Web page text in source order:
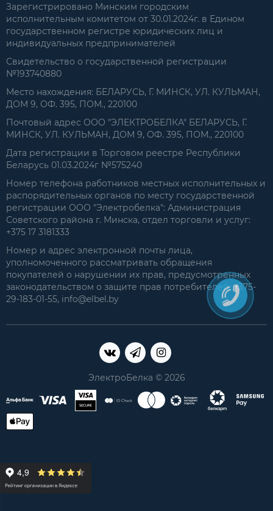
Зарегистрировано Минским городским
исполнительным комитетом от 30.01.2024г. в Едином
государственном регистре юридических лиц и
индивидуальных предпринимателей
Свидетельство о государственной регистрации
№193740880
Место нахождения: БЕЛАРУСЬ, Г. МИНСК, УЛ. КУЛЬМАН,
ДОМ 9, ОФ. 395, ПОМ., 220100
Почтовый адрес ООО "ЭЛЕКТРОБЕЛКА" БЕЛАРУСЬ, Г.
МИНСК, УЛ. КУЛЬМАН, ДОМ 9, ОФ. 395, ПОМ., 220100
Дата регистрации в Торговом реестре Республики
Беларусь 01.03.2024г №575240
Номер телефона работников местных исполнительных и
распорядительных органов по месту государственной
регистрации ООО "Электробелка": Администрация
Советского района г. Минска, отдел торговли и услуг:
+375 17 3181333
Номер и адрес электронной почты лица,
уполномоченного рассматривать обращения
покупателей о нарушении их прав, предусмотренных
законодательством о защите прав потребителей: +375-
29-183-01-55, info@elbel.by
ЭлектроБелка © 2026